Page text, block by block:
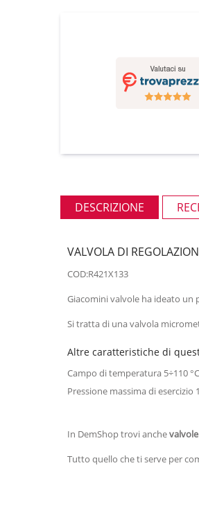
DESCRIZIONE
VALVOLA DI
COD:R421X133
Giacomini valvole ha ideato
Si tratta di una valvola
Altre caratteristiche di
Campo di temperatura 5÷110
Pressione massima di
In DemShop trovi anche
Tutto quello che ti serve per